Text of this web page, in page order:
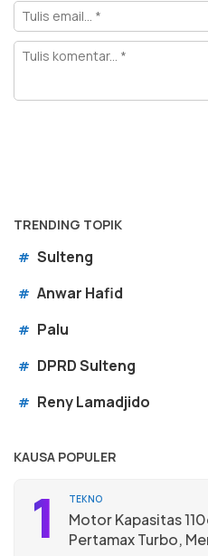
TRENDING TOPIK
# Sulteng
# Anwar Hafid
# Palu
# DPRD Sulteng
# Reny Lamadjido
KAUSA POPULER
1 TEKNO
Motor Kapasitas
Pertamax Turbo,